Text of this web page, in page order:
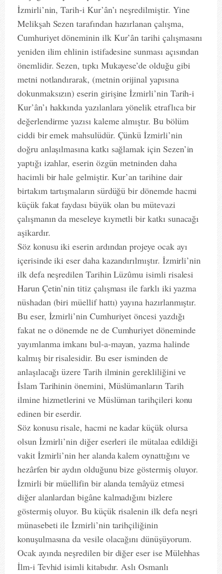
İzmirli’nin, Tarih-i Kur’ân’ı neşredilmiştir. Yine
Melikşah Sezen tarafından hazırlanan çalışma,
Cumhuriyet döneminin ilk Kur’ân tarihi çalışmasını
yeniden ilim ehlinin istifadesine sunması açısından
önemlidir. Sezen, tıpkı Mukayese’de olduğu gibi
metni notlandırarak, (metnin orijinal yapısına
dokunmaksızın) eserin girişine İzmirli’nin Tarih-i
Kur’ân’ı hakkında yazılanlara yönelik etraflıca bir
değerlendirme yazısı kaleme almıştır. Bu bölüm
ciddi bir emek mahsulüdür. Çünkü İzmirli’nin
doğru anlaşılmasına katkı sağlamak için Sezen’in
yaptığı izahlar, eserin özgün metninden daha
hacimli bir hale gelmiştir. Kur’an tarihine dair
birtakım tartışmaların sürdüğü bir dönemde hacmi
küçük fakat faydası büyük olan bu mütevazi
çalışmanın da meseleye kıymetli bir katkı sunacağı
aşikardır.
Söz konusu iki eserin ardından projeye ocak ayı
içerisinde iki eser daha kazandırılmıştır. İzmirli’nin
ilk defa neşredilen Tarihin Lüzûmu isimli risalesi
Harun Çetin’nin titiz çalışması ile farklı iki yazma
nüshadan (biri müellif hattı) yayına hazırlanmıştır.
Bu eser, İzmirli’nin Cumhuriyet öncesi yazdığı
fakat ne o dönemde ne de Cumhuriyet döneminde
yayımlanma imkanı bul-a-mayan, yazma halinde
kalmış bir risalesidir. Bu eser isminden de
anlaşılacağı üzere Tarih ilminin gerekliliğini ve
İslam Tarihinin önemini, Müslümanların Tarih
ilmine hizmetlerini ve Müslüman tarihçileri konu
edinen bir eserdir.
Söz konusu risale, hacmi ne kadar küçük olursa
olsun İzmirli’nin diğer eserleri ile mütalaa edildiği
vakit İzmirli’nin her alanda kalem oynattığını ve
hezârfen bir aydın olduğunu bize göstermiş oluyor.
İzmirli bir müellifin bir alanda temâyüz etmesi
diğer alanlardan bigâne kalmadığını bizlere
göstermiş oluyor. Bu küçük risalenin ilk defa neşri
münasebeti ile İzmirli’nin tarihçiliğinin
konuşulmasına da vesile olacağını dünüşüyorum.
Ocak ayında neşredilen bir diğer eser ise Mülehhas
İlm-i Tevhid isimli kitabıdır. Aslı Osmanlı